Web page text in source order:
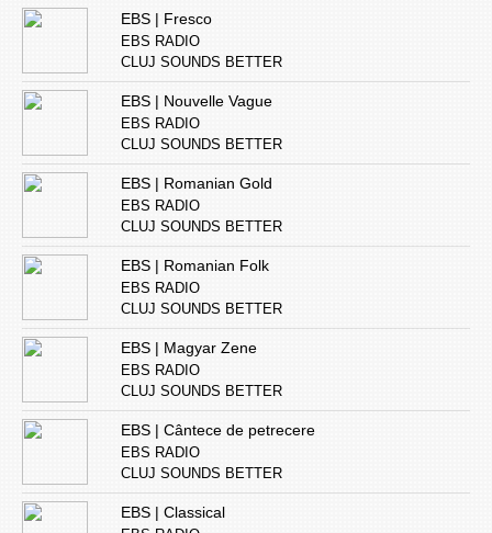
EBS | Fresco
EBS RADIO
CLUJ SOUNDS BETTER
EBS | Nouvelle Vague
EBS RADIO
CLUJ SOUNDS BETTER
EBS | Romanian Gold
EBS RADIO
CLUJ SOUNDS BETTER
EBS | Romanian Folk
EBS RADIO
CLUJ SOUNDS BETTER
EBS | Magyar Zene
EBS RADIO
CLUJ SOUNDS BETTER
EBS | Cântece de petrecere
EBS RADIO
CLUJ SOUNDS BETTER
EBS | Classical